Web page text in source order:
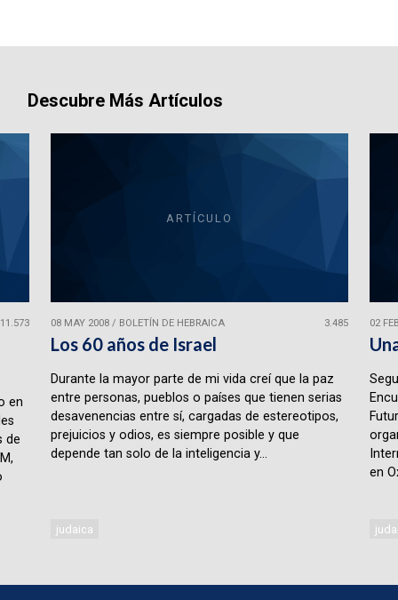
Descubre Más Artículos
11.573
en
de
ARTÍCULO
08 MAY 2008/ BOLETÍN DE HEBRAICA 3.485
Los 60 años de Israel
Durante la mayor parte de mi vida creí que la paz
entre personas, pueblos o países que tienen serias
desavenencias entre sí, cargadas de estereotipos,
prejuicios y odios, es siempre posible y que
depende tan solo de la inteligencia y...
judaica
02
en